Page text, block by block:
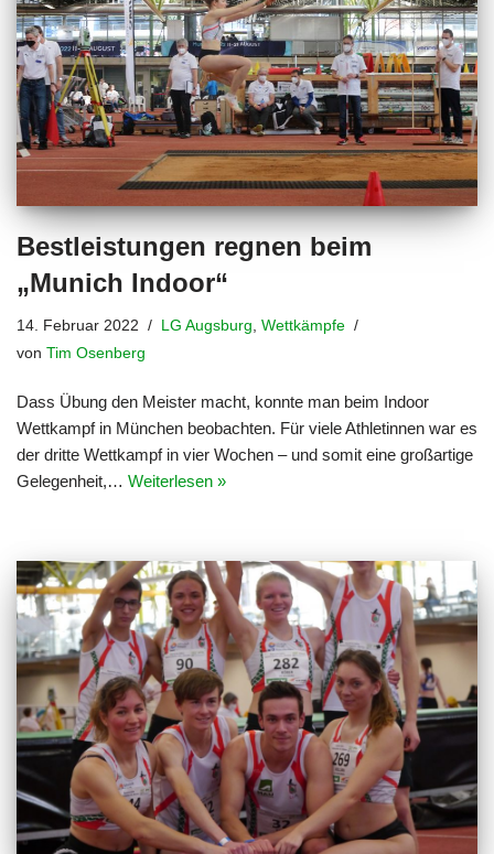
Bestleistungen regnen beim
„Munich Indoor“
14. Februar 2022 LG Augsburg, Wettkämpfe
von Tim Osenberg
Dass Übung den Meister macht, konnte man beim Indoor
Wettkampf in München beobachten. Für viele Athletinnen war es
der dritte Wettkampf in vier Wochen – und somit eine großartige
Gelegenheit,… Weiterlesen »